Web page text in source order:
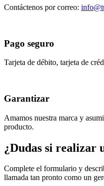
Contáctenos por correo:
Pago seguro
Tarjeta de débito, tarjeta de
Garantizar
Amamos nuestra marca y
producto.
¿Dudas si realizar
Complete el formulario y
llamada tan pronto como un